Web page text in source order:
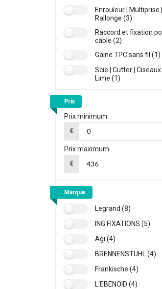
Enrouleur | Multiprise |
Rallonge (3)
Raccord et fixation
câble (2)
Gaine TPC sans fil (1)
Scie | Cutter | Ciseaux |
Lime (1)
Prix
Prix minimum
€
Prix maximum
€
Marque
Legrand (8)
ING FIXATIONS (5)
Agi (4)
BRENNENSTUHL (4)
Frankische (4)
L'EBENOID (4)